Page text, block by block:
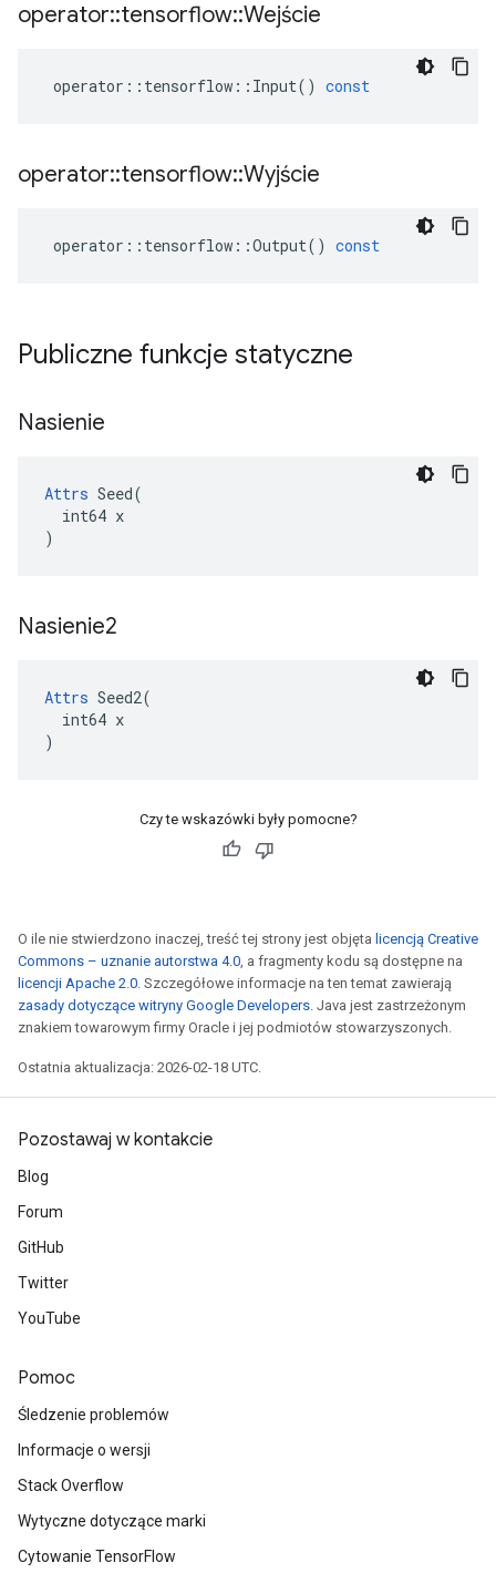
operator::tensorflow::Wejście
operator :: tensorflow :: Input() const
operator::tensorflow::Wyjście
operator :: tensorflow ::Output() const
Publiczne funkcje statyczne
Nasienie
Attrs Seed(
  int64 x
)
Nasienie2
Attrs Seed2(
  int64 x
)
Czy te wskazówki były pomocne?
O ile nie stwierdzono inaczej, treść tej strony jest objęta licencją Creative
Commons – uznanie autorstwa 4.0, a fragmenty kodu są dostępne na
licencji Apache 2.0. Szczegółowe informacje na ten temat zawierają
zasady dotyczące witryny Google Developers. Java jest zastrzeżonym
znakiem towarowym firmy Oracle i jej podmiotów stowarzyszonych.
Ostatnia aktualizacja: 2026-02-18 UTC.
Pozostawaj w kontakcie
Blog
Forum
GitHub
Twitter
YouTube
Pomoc
Śledzenie problemów
Informacje o wersji
Stack Overflow
Wytyczne dotyczące marki
Cytowanie TensorFlow